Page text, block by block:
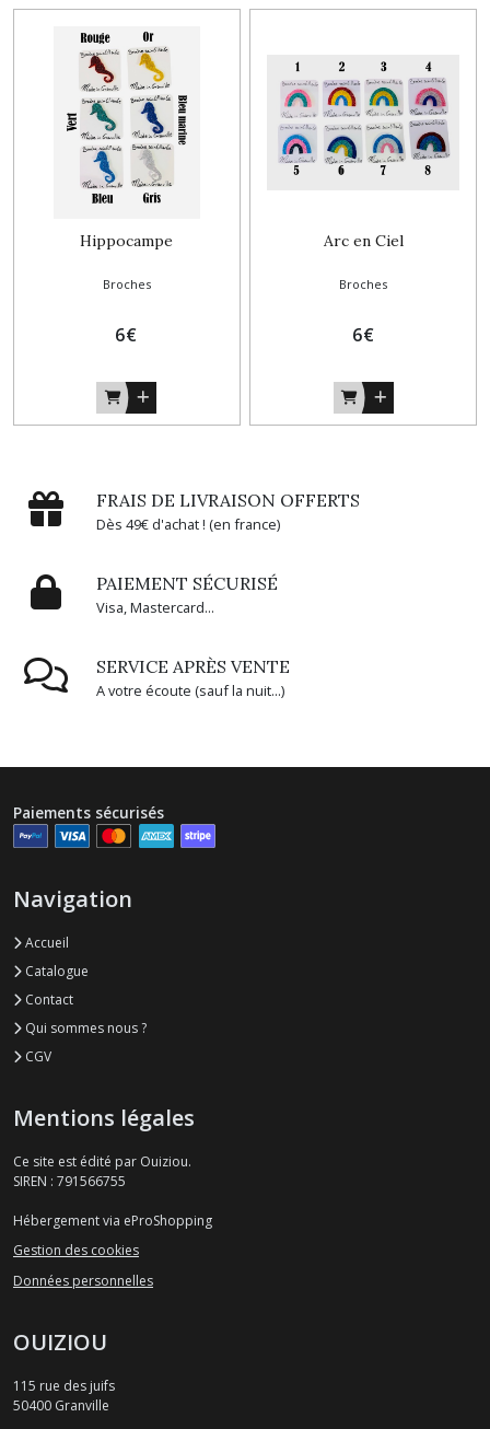
Hippocampe
Broches
6€
Arc en Ciel
Broches
6€
FRAIS DE LIVRAISON OFFERTS
Dès 49€ d'achat ! (en france)
PAIEMENT SÉCURISÉ
Visa, Mastercard...
SERVICE APRÈS VENTE
A votre écoute (sauf la nuit...)
Paiements sécurisés
Navigation
Accueil
Catalogue
Contact
Qui sommes nous ?
CGV
Mentions légales
Ce site est édité par Ouiziou.
SIREN : 791566755
Hébergement via eProShopping
Gestion des cookies
Données personnelles
OUIZIOU
115 rue des juifs
50400 Granville